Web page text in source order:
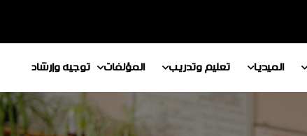
الميديا تعليم وتدريب المؤلفات توجيه وإرشاد